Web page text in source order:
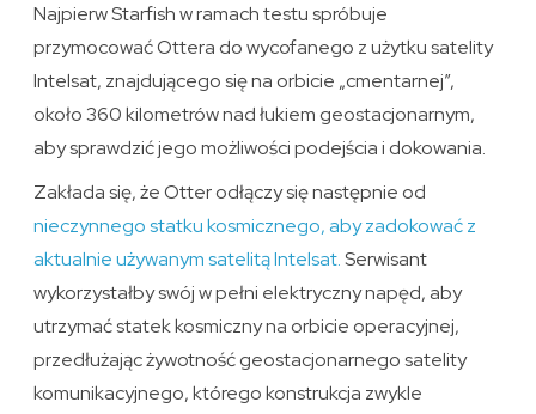
Najpierw Starfish w ramach testu spróbuje
przymocować Ottera do wycofanego z użytku satelity
Intelsat, znajdującego się na orbicie „cmentarnej”,
około 360 kilometrów nad łukiem geostacjonarnym,
aby sprawdzić jego możliwości podejścia i dokowania.
Zakłada się, że Otter odłączy się następnie od
nieczynnego statku kosmicznego, aby zadokować z
aktualnie używanym satelitą Intelsat.Serwisant
wykorzystałby swój w pełni elektryczny napęd, aby
utrzymać statek kosmiczny na orbicie operacyjnej,
przedłużając żywotność geostacjonarnego satelity
komunikacyjnego, którego konstrukcja zwykle